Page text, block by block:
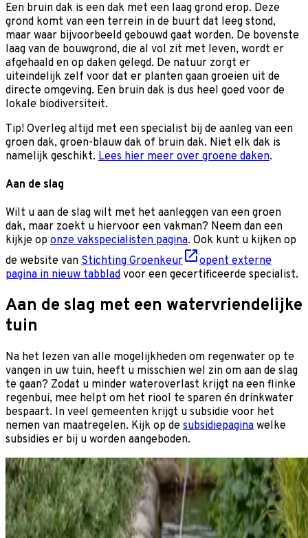
Een bruin dak is een dak met een laag grond erop. Deze
grond komt van een terrein in de buurt dat leeg stond,
maar waar bijvoorbeeld gebouwd gaat worden. De bovenste
laag van de bouwgrond, die al vol zit met leven, wordt er
afgehaald en op daken gelegd. De natuur zorgt er
uiteindelijk zelf voor dat er planten gaan groeien uit de
directe omgeving. Een bruin dak is dus heel goed voor de
lokale biodiversiteit.
Tip! Overleg altijd met een specialist bij de aanleg van een
groen dak, groen-blauw dak of bruin dak. Niet elk dak is
namelijk geschikt. Lees hier meer over groene daken.
Aan de slag
Wilt u aan de slag wilt met het aanleggen van een groen
dak, maar zoekt u hiervoor een vakman? Neem dan een
kijkje op onze vakspecialisten pagina. Ook kunt u kijken op
de website van Stichting Groenkeur
opent externe
pagina in nieuw tabblad voor een gecertificeerde specialist.
Aan de slag met een watervriendelijke
tuin
Na het lezen van alle mogelijkheden om regenwater op te
vangen in uw tuin, heeft u misschien wel zin om aan de slag
te gaan? Zodat u minder wateroverlast krijgt na een flinke
regenbui, mee helpt om het riool te sparen én drinkwater
bespaart. In veel gemeenten krijgt u subsidie voor het
nemen van maatregelen. Kijk op de subsidiepagina welke
subsidies er bij u worden aangeboden.